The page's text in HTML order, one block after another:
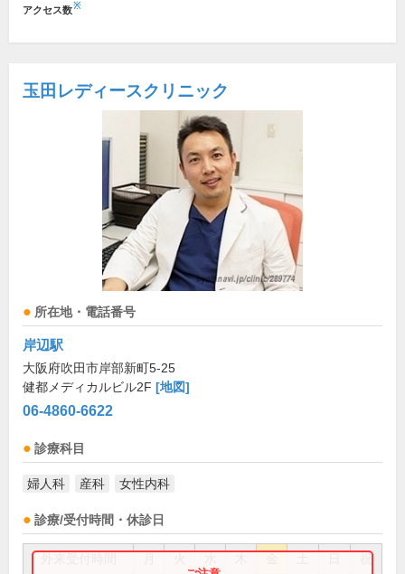
アクセス数※
玉田レディースクリニック
所在地・電話番号
岸辺駅
大阪府吹田市岸部新町5-25
健都メディカルビル2F [地図]
06-4860-6622
診療科目
婦人科 産科 女性内科
診療/受付時間・休診日
祝